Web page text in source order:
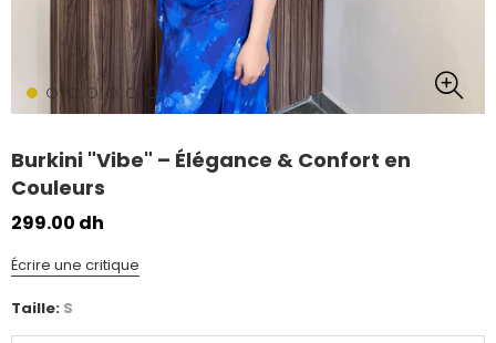
Burkini "Vibe" – Élégance & Confort en
Couleurs
299.00 dh
Écrire une critique
Taille: S